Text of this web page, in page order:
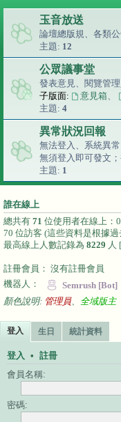
玉音放送
論壇總版規、各類
主題: 12
公眾議事堂
發表意見、閱覽管
子版面:
意見箱、
主題: 4
異常狀況回報
無法登入、系統異
無須登入即可發文；
主題: 1
誰在線上
總共有 71 位使用者在線上：
70 位訪客 (這些資料是根據
最高線上人數記錄為 8229 人
註冊會員： 沒有註冊會員
機器人：
Semrush [Bot]
顏色說明: 管理員、 全域版主
登入 生日 統計資料
登入 • 註冊
會員名稱:
密碼: